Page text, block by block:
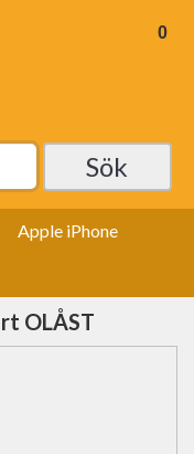
0
Apple iPhone
OLÅST